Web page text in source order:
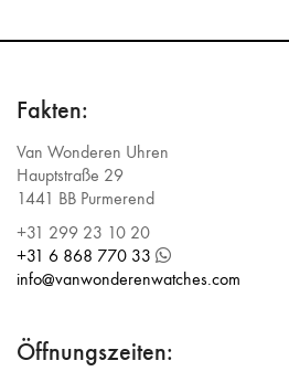
Fakten:
Van Wonderen Uhren
Hauptstraße 29
1441 BB Purmerend
+31 299 23 10 20
+31 6 868 770 33
info@vanwonderenwatches.com
Öffnungszeiten: